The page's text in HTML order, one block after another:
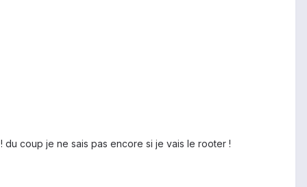
coup je ne sais pas encore si je vais le rooter !